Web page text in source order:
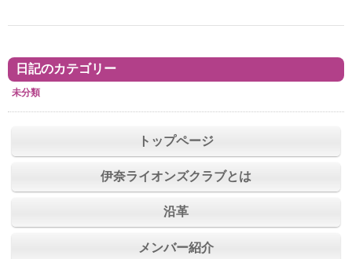
日記のカテゴリー
未分類
トップページ
伊奈ライオンズクラブとは
沿革
メンバー紹介